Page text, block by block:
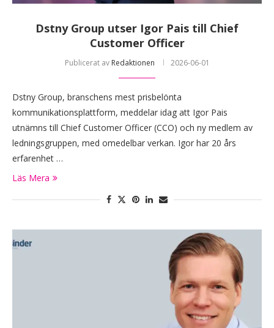
Dstny Group utser Igor Pais till Chief
Customer Officer
Publicerat av Redaktionen 2026-06-01
Dstny Group, branschens mest prisbelönta
kommunikationsplattform, meddelar idag att Igor Pais
utnämns till Chief Customer Officer (CCO) och ny medlem av
ledningsgruppen, med omedelbar verkan. Igor har 20 års
erfarenhet …
Läs Mera